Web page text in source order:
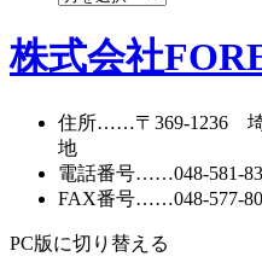
カ
イ
株式会社
住所……〒369-1236
地
電話番号……048-581-
FAX番号……048-577-
PC版に切り替える